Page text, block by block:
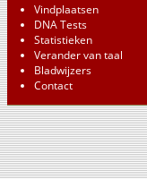
Vindplaatsen
DNA Tests
Statistieken
Verander van taal
Bladwijzers
Contact